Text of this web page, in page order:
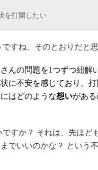
を打開したい
ですね、そのとおりだと思
んの問題を1つずつ紐解
に不安を感じており、
はどのような想いがある
ですか？ それは、先ほど
でいいのかな？ という